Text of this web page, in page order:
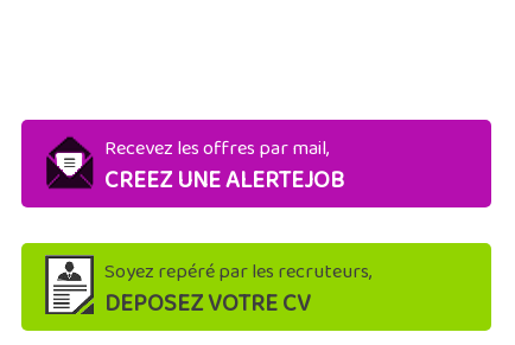
Recevez les offres par mail,
CREEZ UNE ALERTEJOB
Soyez repéré par les recruteurs,
DEPOSEZ VOTRE CV